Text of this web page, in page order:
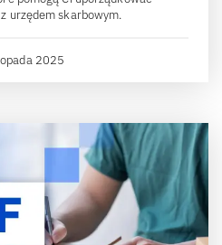
urzędem skarbowym.
2025